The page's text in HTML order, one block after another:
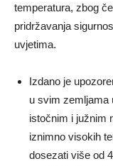
temperatura, zbog
pridržavanja
uvjetima.
Izdano je
u svim zemljama
istočnim i južnim
iznimno visokih
dosezati više od